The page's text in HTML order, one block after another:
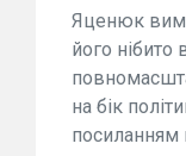
Яценюк
його нібито
на бік
посиланням